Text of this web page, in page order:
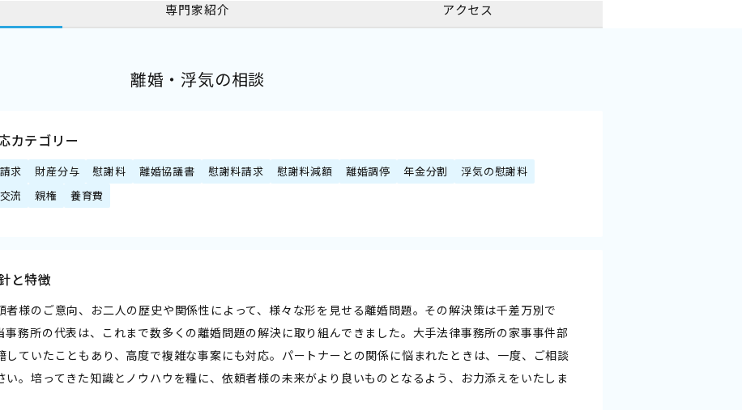
専門家紹介 アクセス
離婚・浮気の相談
カテゴリー
求 財産分与 慰謝料 離婚協議書 慰謝料請求 慰謝料減額 離婚調停 年金分割
浮気の慰謝料
流
親権 養育費
と特徴
者様のご意向、お二人の歴史や関係性によって、様々な形を見せる離婚問題。その解決策は千差万別で
事務所の代表は、これまで数多くの離婚問題の解決に取り組んできました。大手法律事務所の家事事件部
していたこともあり、高度で複雑な事案にも対応。パートナーとの関係に悩まれたときは、一度、ご相談
い。培ってきた知識とノウハウを糧に、依頼者様の未来がより良いものとなるよう、お力添えをいたしま